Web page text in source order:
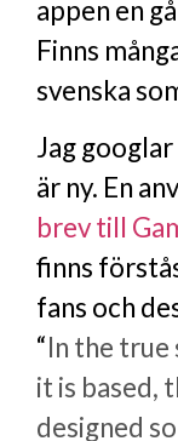
appen en
Finns
svenska
Jag
är ny. En
brev till
finns
fans och
“In the true
it is based,
designed